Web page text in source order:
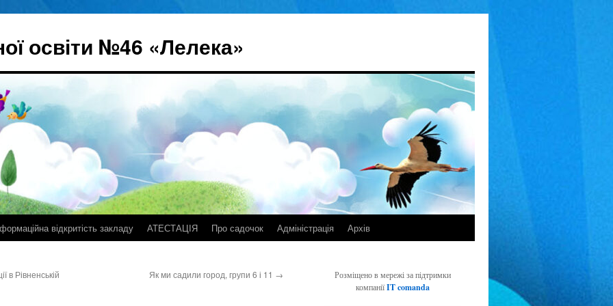
освіти №46 «Лелека»
відкритість закладу АТЕСТАЦІЯ Про садочок Адміністрація Архів
в Рівненській
Як ми садили город, групи 6 і 11 →
Розміщено в мережі за підтримки
компаніїIT comanda